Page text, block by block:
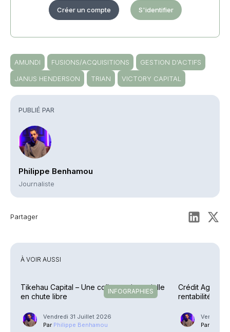
PUBLIÉ PAR
Philippe Benhamou
Journaliste
Partager
Créer un compte S'identifier
AMUNDI FUSIONS/ACQUISITIONS
GESTION D'ACTIFS
JANUS HENDERSON
TRIAN VICTORY CAPITAL
À VOIR AUSSI
INFOGRAPHIES
Tikehau Capital – Une collecte trimestrielle
en chute libre
Vendredi 31 Juillet 2026
Par Philippe Benhamou
Crédit
rentabilité en
Vendredi
Par